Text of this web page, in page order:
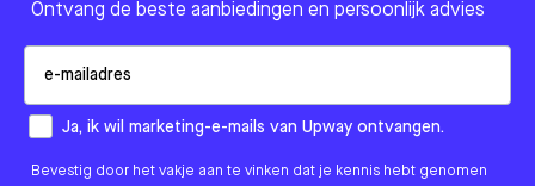
Ontvang de beste aanbiedingen en persoonlijk advies
How would you like to hear from us?
Ja, ik wil marketing-e-mails van Upway ontvangen.
Bevestig door het vakje aan te vinken dat je kennis hebt genomen